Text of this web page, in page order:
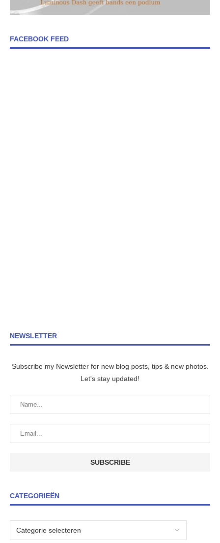
FACEBOOK FEED
NEWSLETTER
Subscribe my Newsletter for new blog posts, tips & new photos.
Let's stay updated!
CATEGORIEËN